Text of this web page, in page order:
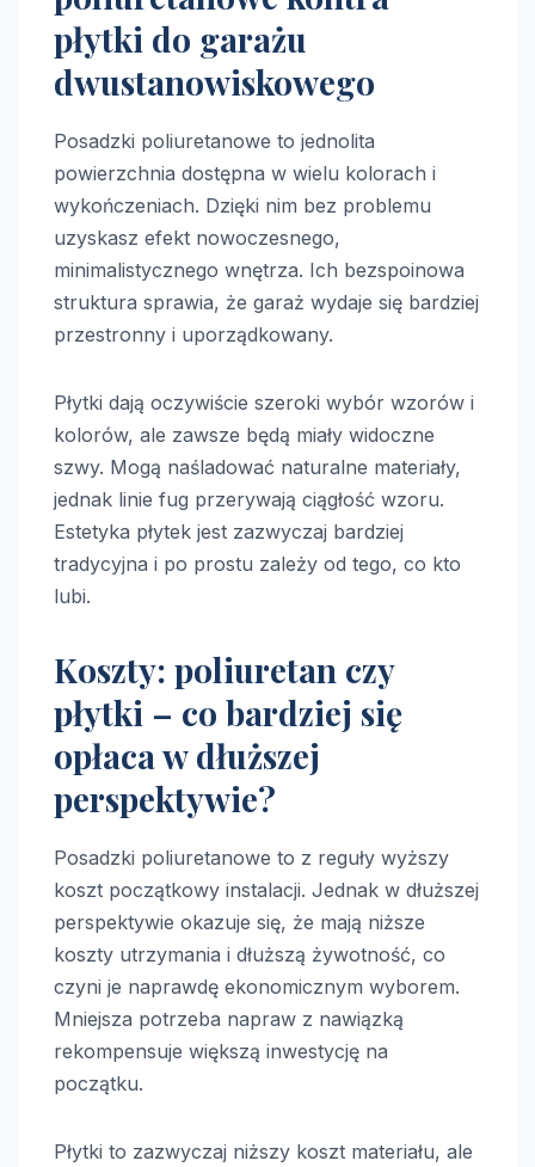
płytki do garażu
dwustanowiskowego
Posadzki poliuretanowe to jednolita
powierzchnia dostępna w wielu kolorach i
wykończeniach. Dzięki nim bez problemu
uzyskasz efekt nowoczesnego,
minimalistycznego wnętrza. Ich bezspoinowa
struktura sprawia, że garaż wydaje się bardziej
przestronny i uporządkowany.
Płytki dają oczywiście szeroki wybór wzorów i
kolorów, ale zawsze będą miały widoczne
szwy. Mogą naśladować naturalne materiały,
jednak linie fug przerywają ciągłość wzoru.
Estetyka płytek jest zazwyczaj bardziej
tradycyjna i po prostu zależy od tego, co kto
lubi.
Koszty: poliuretan czy
płytki – co bardziej się
opłaca w dłuższej
perspektywie?
Posadzki poliuretanowe to z reguły wyższy
koszt początkowy instalacji. Jednak w dłuższej
perspektywie okazuje się, że mają niższe
koszty utrzymania i dłuższą żywotność, co
czyni je naprawdę ekonomicznym wyborem.
Mniejsza potrzeba napraw z nawiązką
rekompensuje większą inwestycję na
początku.
Płytki to zazwyczaj niższy koszt materiału, ale